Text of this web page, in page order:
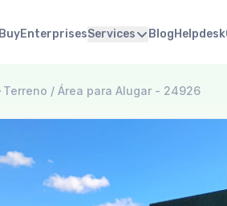
BuyEnterprisesServices Blog Helpdesk
Terreno / Área para Alugar - 24926